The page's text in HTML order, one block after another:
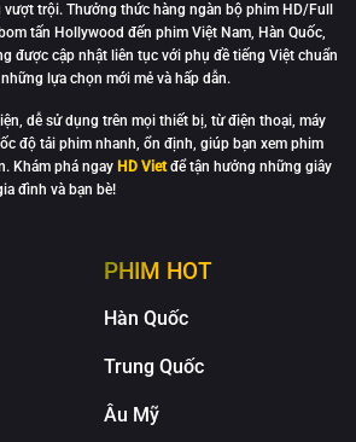
trội. Thưởng thức hàng ngàn bộ phim HD/Full
tấn Hollywood đến phim Việt Nam, Hàn Quốc,
được cập nhật liên tục với phụ đề tiếng Việt chuẩn
lựa chọn mới mẻ và hấp dẫn.
dễ sử dụng trên mọi thiết bị, từ điện thoại, máy
độ tải phim nhanh, ổn định, giúp bạn xem phim
Khám phá ngay HD Vietđể tận hưởng những giây
đình và bạn bè!
PHIM HOT
Hàn Quốc
Trung Quốc
Âu Mỹ